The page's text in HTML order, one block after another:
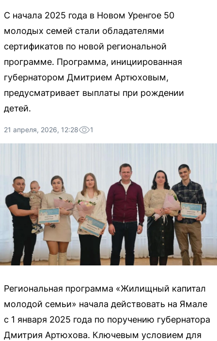
С начала 2025 года в Новом Уренгое 50
молодых семей стали обладателями
сертификатов по новой региональной
программе. Программа, инициированная
губернатором Дмитрием Артюховым,
предусматривает выплаты при рождении
детей.
21 апреля, 2026, 12:28 1
Региональная программа «Жилищный капитал
молодой семьи» начала действовать на Ямале
с 1 января 2025 года по поручению губернатора
Дмитрия Артюхова. Ключевым условием для